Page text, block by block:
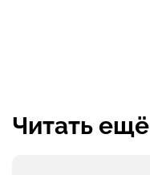
Читать ещё